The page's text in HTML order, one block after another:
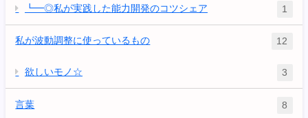
┗━◎私が実践した能力開発のコツシェア 1
私が波動調整に使っているもの 12
欲しいモノ☆ 3
言葉 8